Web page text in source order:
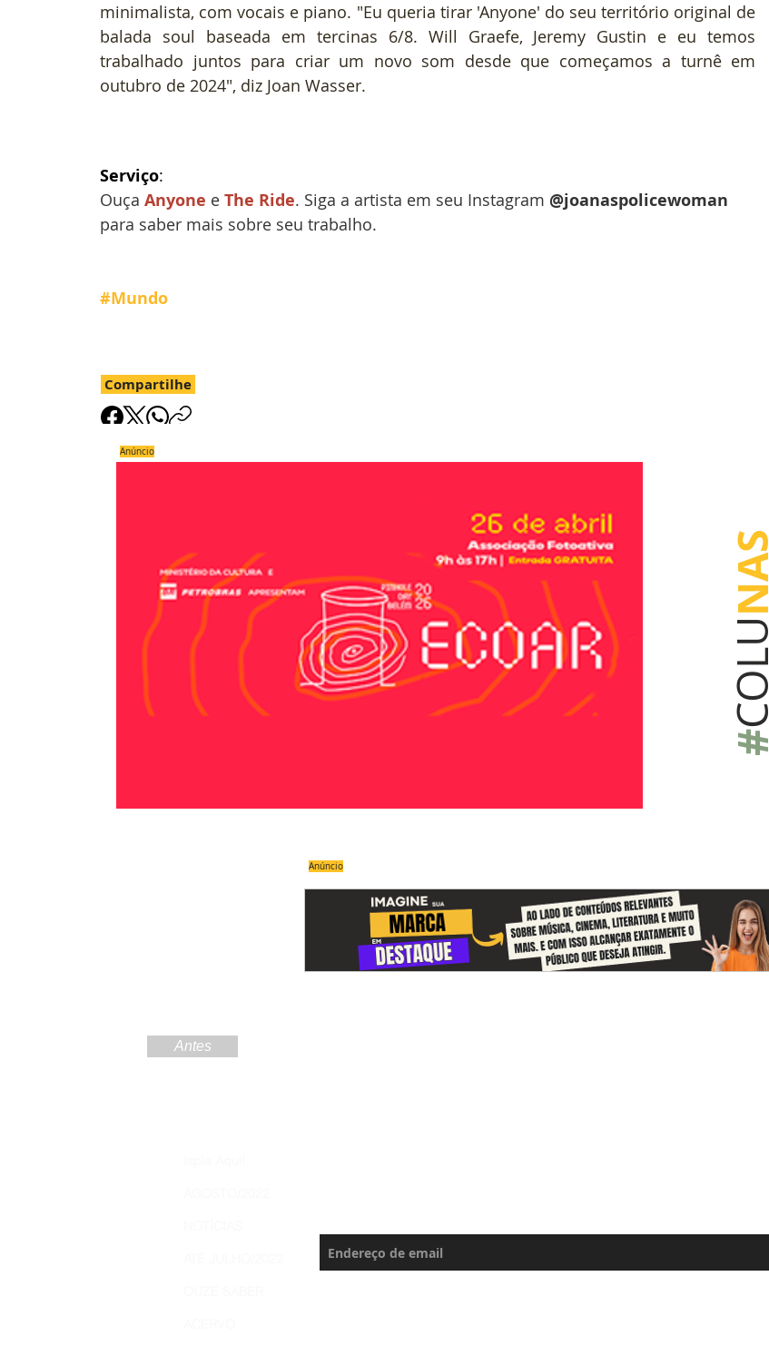
minimalista, com vocais e piano. "Eu queria tirar 'Anyone' do seu território original de
balada soul baseada em tercinas 6/8. Will Graefe, Jeremy Gustin e eu temos
trabalhado juntos para criar um novo som desde que começamos a turnê em
outubro de 2024", diz Joan Wasser.
Serviço:
Ouça Anyone e The Ride. Siga a artista em seu Instagram @joanaspolicewoman
para saber mais sobre seu trabalho.
#Mundo
Compartilhe
#
COLU
NAS
Anúncio
Anúncio
Antes